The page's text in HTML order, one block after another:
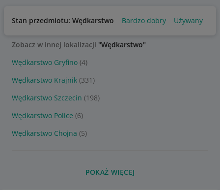
Stan przedmiotu: Wędkarstwo Bardzo dobry Używany
Zobacz w innej lokalizacji "Wędkarstwo"
Wędkarstwo Gryfino (4)
Wędkarstwo Krajnik (331)
Wędkarstwo Szczecin (198)
Wędkarstwo Police (6)
Wędkarstwo Chojna (5)
POKAŻ WIĘCEJ